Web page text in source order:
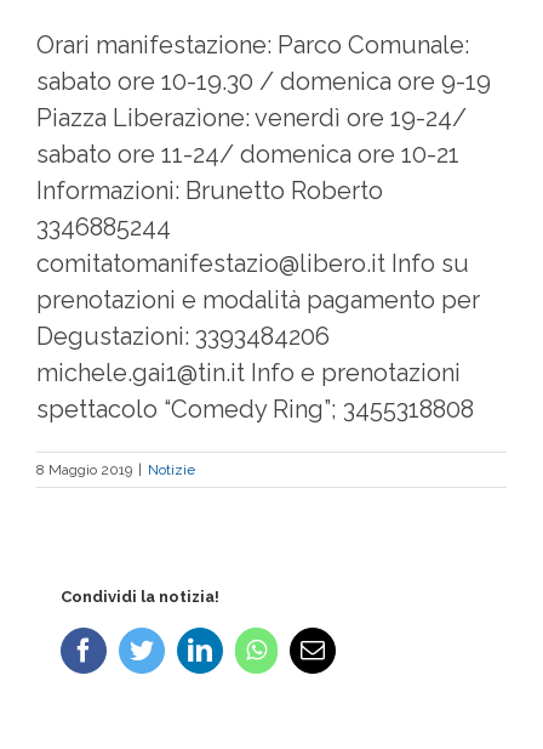
Orari manifestazione: Parco Comunale:
sabato ore 10-19.30 / domenica ore 9-19
Piazza Liberazìone: venerdì ore 19-24/
sabato ore 11-24/ domenica ore 10-21
Informazioni: Brunetto Roberto
3346885244
comitatomanifestazio@libero.it Info su
prenotazioni e modalità pagamento per
Degustazioni: 3393484206
michele.gai1@tin.it Info e prenotazioni
spettacolo “Comedy Ring”; 3455318808
8 Maggio 2019 | Notizie
Condividi la notizia!
FacebookTwitterLinkedInWhatsApp
Email